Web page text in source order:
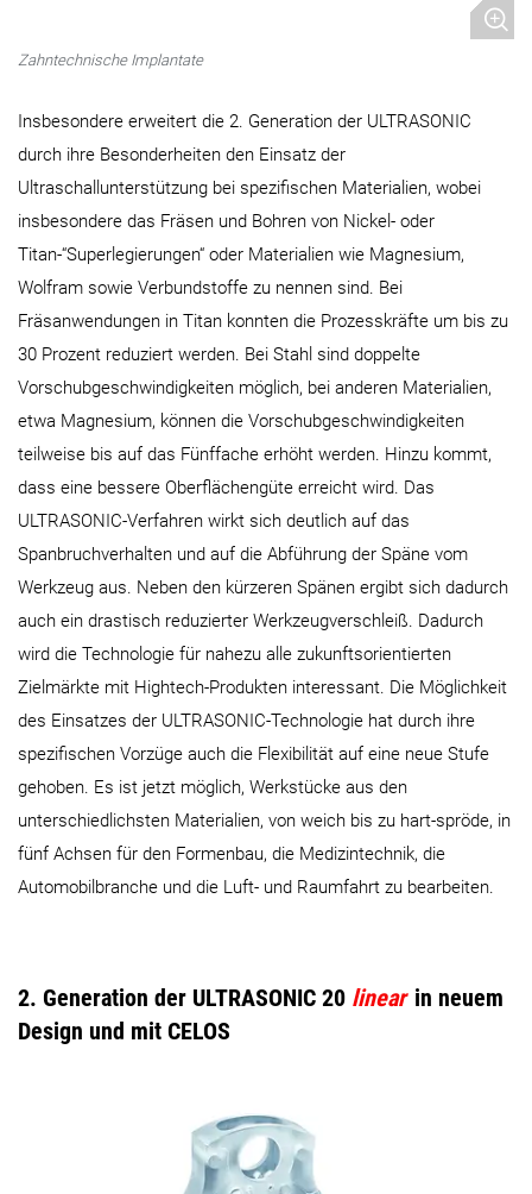
Zahntechnische Implantate
Insbesondere erweitert die 2. Generation der ULTRASONIC
durch ihre Besonderheiten den Einsatz der
Ultraschallunterstützung bei spezifischen Materialien, wobei
insbesondere das Fräsen und Bohren von Nickel- oder
Titan-“Superlegierungen“ oder Materialien wie Magnesium,
Wolfram sowie Verbundstoffe zu nennen sind. Bei
Fräsanwendungen in Titan konnten die Prozesskräfte um bis zu
30 Prozent reduziert werden. Bei Stahl sind doppelte
Vorschubgeschwindigkeiten möglich, bei anderen Materialien,
etwa Magnesium, können die Vorschubgeschwindigkeiten
teilweise bis auf das Fünffache erhöht werden. Hinzu kommt,
dass eine bessere Oberflächengüte erreicht wird. Das
ULTRASONIC-Verfahren wirkt sich deutlich auf das
Spanbruchverhalten und auf die Abführung der Späne vom
Werkzeug aus. Neben den kürzeren Spänen ergibt sich dadurch
auch ein drastisch reduzierter Werkzeugverschleiß. Dadurch
wird die Technologie für nahezu alle zukunftsorientierten
Zielmärkte mit Hightech-Produkten interessant. Die Möglichkeit
des Einsatzes der ULTRASONIC-Technologie hat durch ihre
spezifischen Vorzüge auch die Flexibilität auf eine neue Stufe
gehoben. Es ist jetzt möglich, Werkstücke aus den
unterschiedlichsten Materialien, von weich bis zu hart-spröde, in
fünf Achsen für den Formenbau, die Medizintechnik, die
Automobilbranche und die Luft- und Raumfahrt zu bearbeiten.
2. Generation der ULTRASONIC 20 linear in neuem
Design und mit CELOS